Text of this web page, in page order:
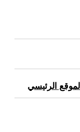
الرئيسي